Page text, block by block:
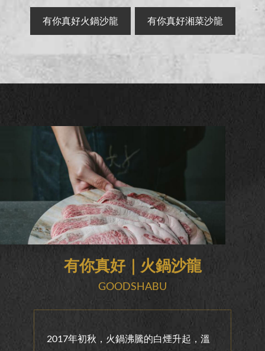
有你真好火鍋沙龍 有你真好湘菜沙龍
有你真好｜火鍋沙龍
GOODSHABU
2017年初秋，火鍋沸騰的白煙升起，溫